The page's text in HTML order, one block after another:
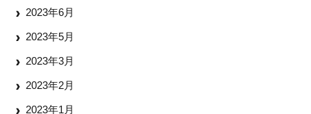
2023年6月
2023年5月
2023年3月
2023年2月
2023年1月